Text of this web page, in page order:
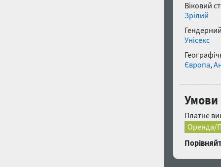
Віковий
Зрілий
Унісекс
Європа,
Умови
Платне
Оренда/